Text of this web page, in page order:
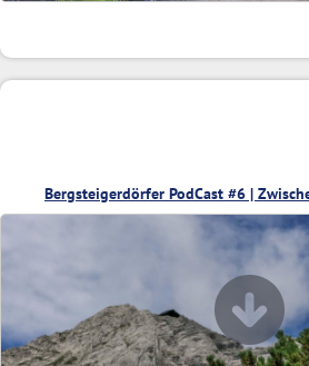
Bergsteigerdörfer PodCast #6 |